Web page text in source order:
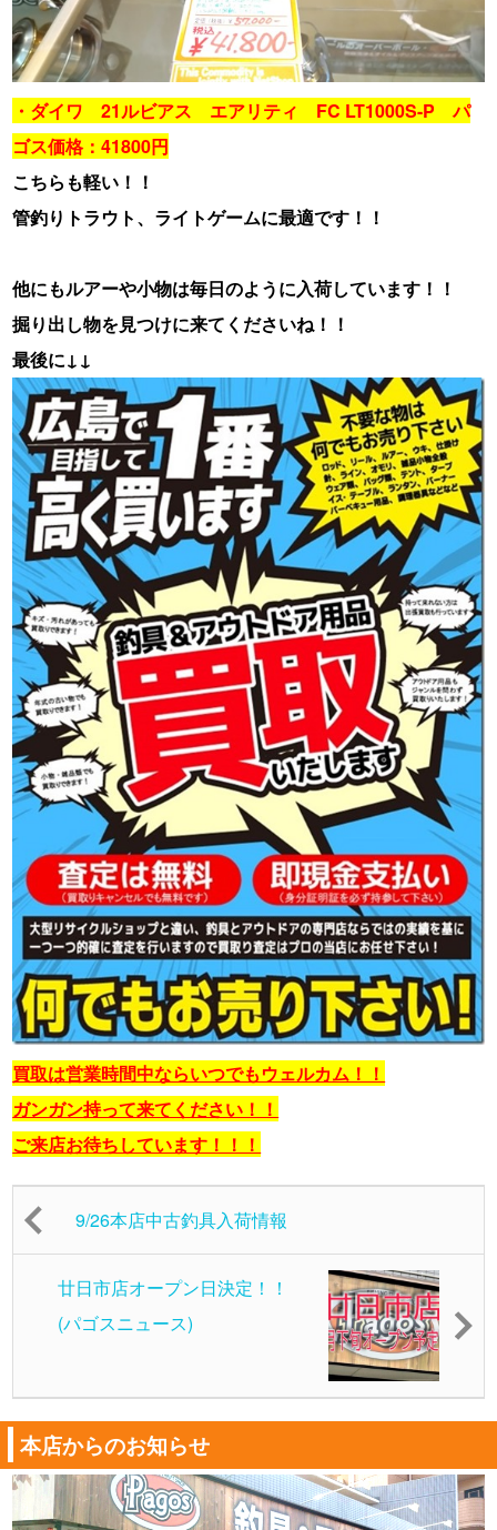
・ダイワ 21ルビアス エアリティ FC LT1000S-P パ
ゴス価格：41800円
こちらも軽い！！
管釣りトラウト、ライトゲームに最適です！！
他にもルアーや小物は毎日のように入荷しています！！
掘り出し物を見つけに来てくださいね！！
最後に↓↓
買取は営業時間中ならいつでもウェルカム！！
ガンガン持って来てください！！
ご来店お待ちしています！！！
9/26本店中古釣具入荷情報
廿日市店オープン日決定！！
(パゴスニュース)
本店からのお知らせ